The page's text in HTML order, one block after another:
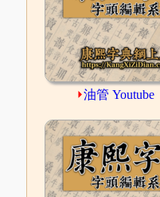
⏵油管 Youtube